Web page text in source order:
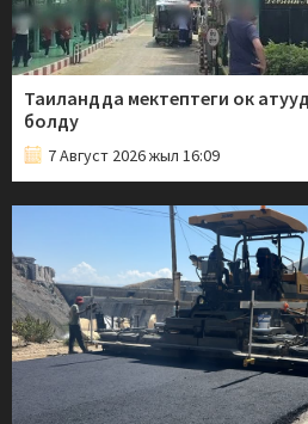
Таиландда мектептеги ок
болду
7 Август 2026 жыл 16:09